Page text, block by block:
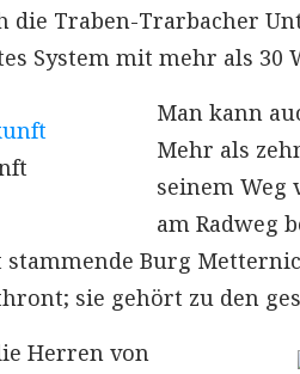
die Traben-Trarbacher
System mit mehr als 30
Man kann
Mehr als
seinem Weg
am Radweg
stammende Burg
sie gehört zu den
Herren von